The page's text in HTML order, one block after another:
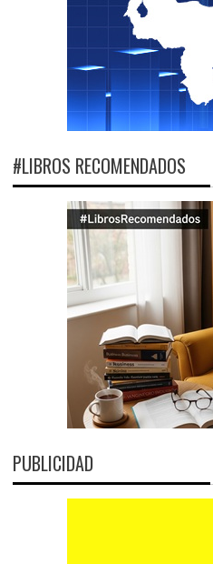
#LIBROS RECOMENDADOS
PUBLICIDAD